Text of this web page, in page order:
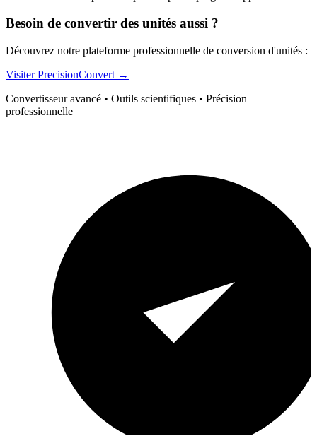
Besoin de convertir des unités aussi ?
Découvrez notre plateforme professionnelle de conversion d'unités :
Visiter PrecisionConvert →
Convertisseur avancé • Outils scientifiques • Précision
professionnelle